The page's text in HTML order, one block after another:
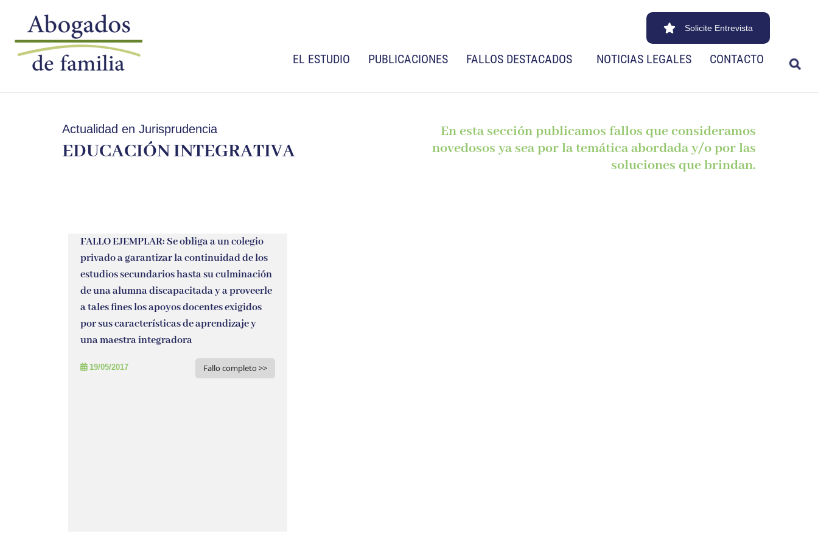
Solicite Entrevista
EL ESTUDIO PUBLICACIONES FALLOS DESTACADOS NOTICIAS LEGALES CONTACTO
Actualidad en Jurisprudencia
EDUCACIÓN INTEGRATIVA
En esta sección publicamos fallos que consideramos
novedosos ya sea por la temática abordada y/o por las
soluciones que brindan.
19/05/2017
FALLO EJEMPLAR: Se obliga a un colegio
privado a garantizar la continuidad de los
estudios secundarios hasta su culminación
de una alumna discapacitada y a proveerle
a tales fines los apoyos docentes exigidos
por sus características de aprendizaje y
una maestra integradora
Fallo completo >>